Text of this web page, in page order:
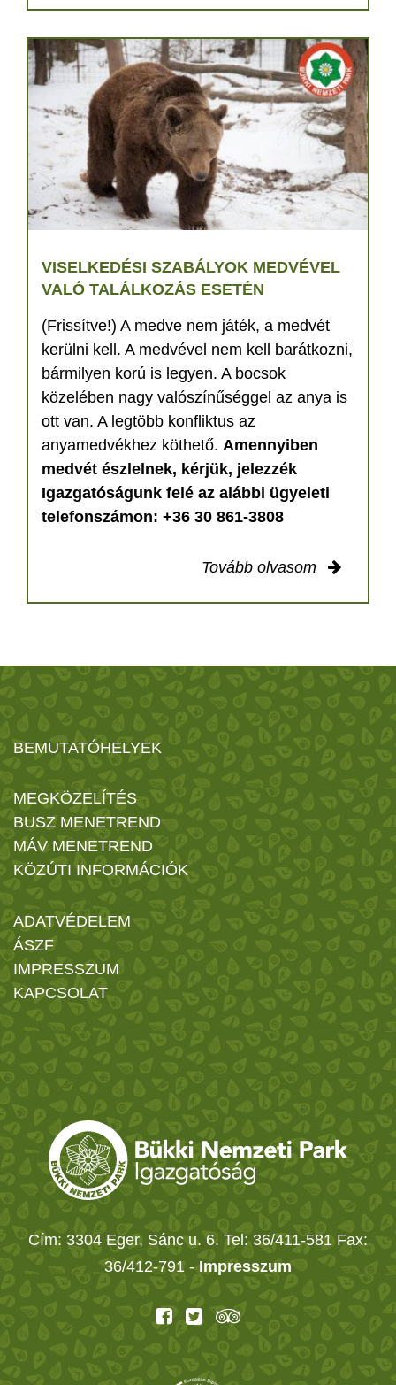
VISELKEDÉSI SZABÁLYOK MEDVÉVEL
VALÓ TALÁLKOZÁS ESETÉN
(Frissítve!) A medve nem játék, a medvét
kerülni kell. A medvével nem kell barátkozni,
bármilyen korú is legyen. A bocsok
közelében nagy valószínűséggel az anya is
ott van. A legtöbb konfliktus az
anyamedvékhez köthető. Amennyiben
medvét észlelnek, kérjük, jelezzék
Igazgatóságunk felé az alábbi ügyeleti
telefonszámon: +36 30 861-3808
Tovább olvasom
BEMUTATÓHELYEK
MEGKÖZELÍTÉS
BUSZ MENETREND
MÁV MENETREND
KÖZÚTI INFORMÁCIÓK
ADATVÉDELEM
ÁSZF
IMPRESSZUM
KAPCSOLAT
Cím: 3304 Eger, Sánc u. 6. Tel: 36/411-581 Fax:
36/412-791 - Impresszum